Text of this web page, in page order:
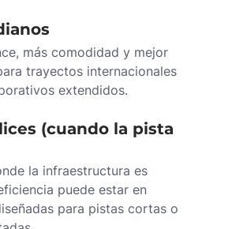
más comodidad y mejor
trayectos internacionales
extendidos.
(cuando la pista
la infraestructura es
puede estar en
para pistas cortas o